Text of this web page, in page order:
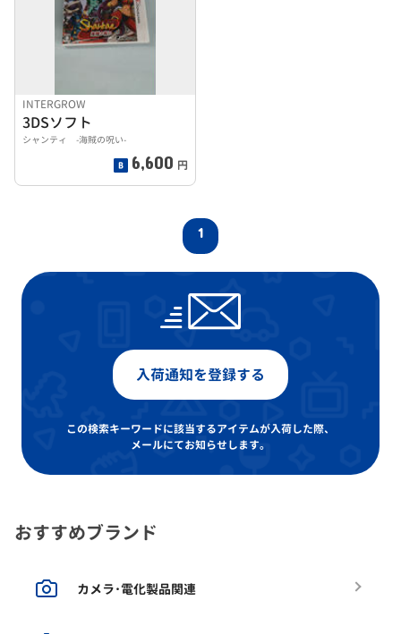
INTERGROW
3DSソフト
シャンティ -海賊の呪い-
6,600 円
1
入荷通知を登録する
この検索キーワードに該当するアイテムが入荷した際、
メールにてお知らせします。
おすすめブランド
カメラ･電化製品関連